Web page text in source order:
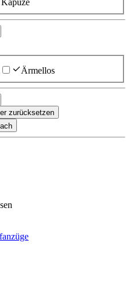
Kapuze
Ärmellos
zurücksetzen